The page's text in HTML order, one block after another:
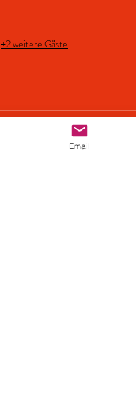
+2 weitere Gäste
Email